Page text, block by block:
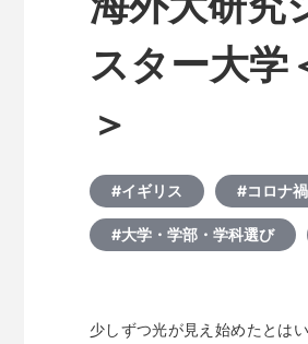
スター大学
＞
#イギリス #コロナ
#大学・学部・学科選び
少しずつ光が見え始めたとは